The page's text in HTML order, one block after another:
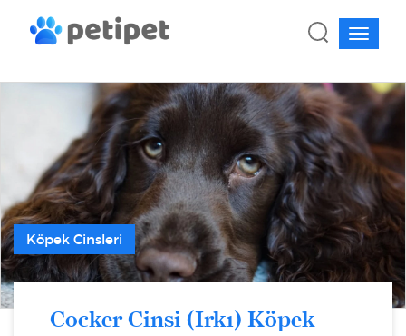
Köpek Cinsleri
Cocker Cinsi (Irkı) Köpek